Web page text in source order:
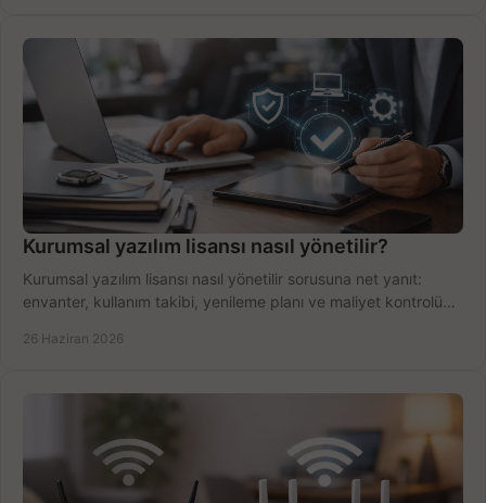
Kurumsal yazılım lisansı nasıl yönetilir?
Kurumsal yazılım lisansı nasıl yönetilir sorusuna net yanıt:
envanter, kullanım takibi, yenileme planı ve maliyet kontrolü
26 Haziran 2026